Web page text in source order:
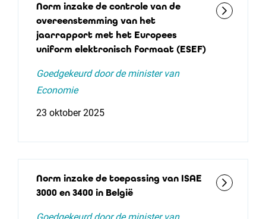
Norm inzake de controle van de
overeenstemming van het
jaarrapport met het Europees
uniform elektronisch formaat (ESEF)
Goedgekeurd door de minister van
Economie
23 oktober 2025
Norm inzake de toepassing van ISAE
3000 en 3400 in België